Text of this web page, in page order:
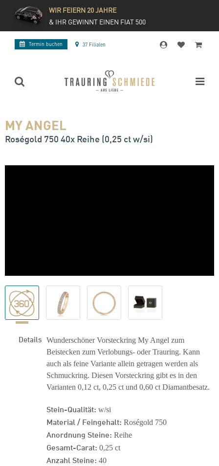
WIR FEIERN 20 JAHRE
& IHR GEWINNT EINEN FIAT 500
Termin buchen 37 Filialen
MY ANGEL
Roségold 750 40x Reihe (0,25 ct w/si)
Details Wunderschöner Vorsteckring My Angel zum
Beistecken zum Verlobungs- oder Trauring. Kann
auch als feine Variante allein getragen werden als
Schmuckring. Diesen Vorsteckring gibt es in den
Varianten 0,12 ct, 0,25 ct und 0,60 ct Diamantbesatz.
Stein-Qualität: w/si
Material / Feingehalt: Roségold 750
Anordnung Steine: Reihe
Gesamt-Carat: 0,25 ct
Anzahl Steine: 40